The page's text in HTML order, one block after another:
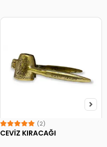
(2)
CEVİZ KIRACAĞI